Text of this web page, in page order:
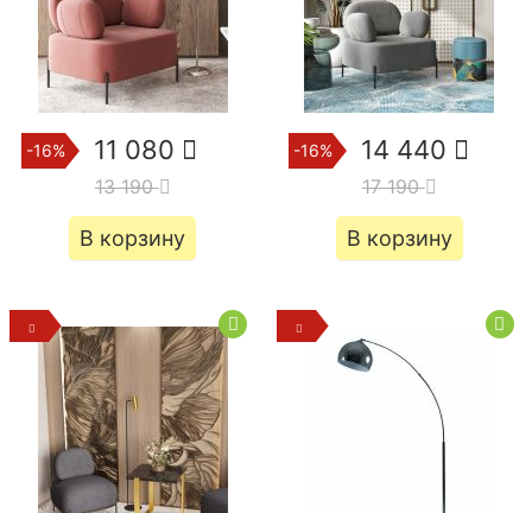
-16% 11 080
13 190
В корзину
-16% 14 440
17 190
В корзину